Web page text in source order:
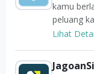
kamu
peluang
Lihat